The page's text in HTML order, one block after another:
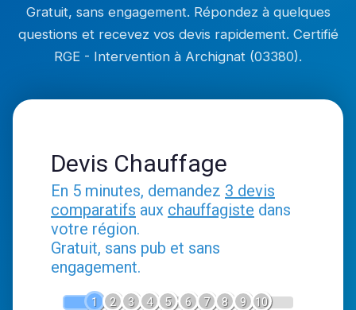
Gratuit, sans engagement. Répondez à quelques
questions et recevez vos devis rapidement. Certifié
RGE - Intervention à Archignat (03380).
Devis Chauffage
En 5 minutes, demandez 3 devis
comparatifs aux chauffagiste dans
votre région.
Gratuit, sans pub et sans
engagement.
1 2 3 4 5 6 7 8 9 10